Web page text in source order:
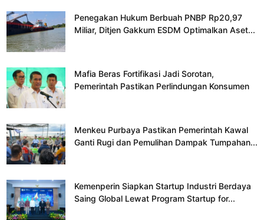
Penegakan Hukum Berbuah PNBP Rp20,97
Miliar, Ditjen Gakkum ESDM Optimalkan Aset...
Mafia Beras Fortifikasi Jadi Sorotan,
Pemerintah Pastikan Perlindungan Konsumen
Menkeu Purbaya Pastikan Pemerintah Kawal
Ganti Rugi dan Pemulihan Dampak Tumpahan...
Kemenperin Siapkan Startup Industri Berdaya
Saing Global Lewat Program Startup for...